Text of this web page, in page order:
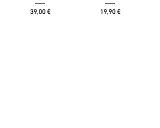
Prix
39,00 € Prix
19,90 €